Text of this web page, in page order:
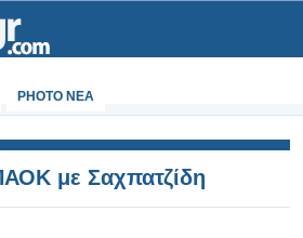
PHOTO NEA
με Σαχπατζίδη